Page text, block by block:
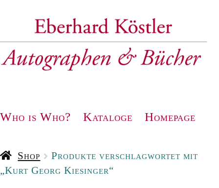
Navigation
Who is Who? Kataloge Homepage
Shop
Produkte verschlagwortet mit
„Kurt Georg Kiesinger“